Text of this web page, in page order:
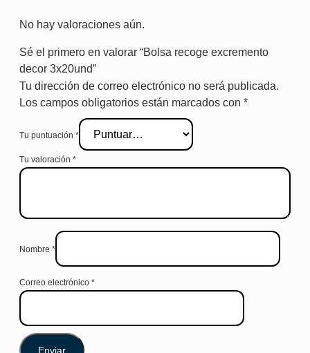
No hay valoraciones aún.
Sé el primero en valorar “Bolsa recoge excremento
decor 3x20und”
Tu dirección de correo electrónico no será publicada.
Los campos obligatorios están marcados con *
Tu puntuación *
Tu valoración *
Nombre *
Correo electrónico *